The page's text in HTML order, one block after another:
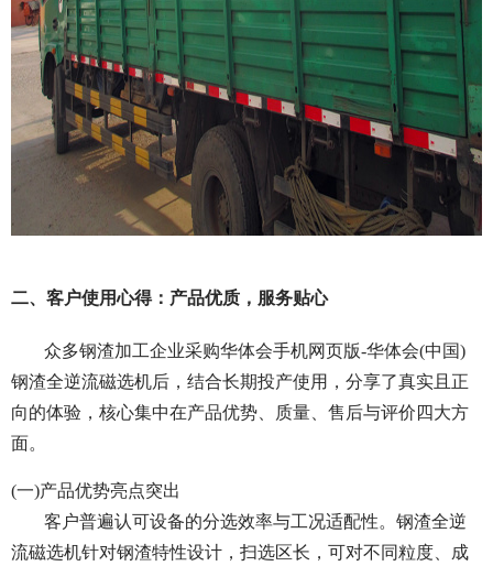
二、客户使用心得：产品优质，服务贴心
众多钢渣加工企业采购华体会手机网页版-华体会(中国)
钢渣全逆流磁选机后，结合长期投产使用，分享了真实且正
向的体验，核心集中在产品优势、质量、售后与评价四大方
面。
(一)产品优势亮点突出
客户普遍认可设备的分选效率与工况适配性。钢渣全逆
流磁选机针对钢渣特性设计，扫选区长，可对不同粒度、成